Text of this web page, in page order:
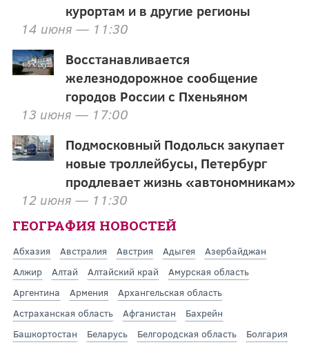
курортам и в другие регионы
14 июня — 11:30
Восстанавливается
железнодорожное сообщение
городов России с Пхеньяном
13 июня — 17:00
Подмосковный Подольск закупает
новые троллейбусы, Петербург
продлевает жизнь «автономникам»
12 июня — 11:30
ГЕОГРАФИЯ НОВОСТЕЙ
Абхазия Австралия Австрия Адыгея
Азербайджан
Алжир
Алтай Алтайский край
Амурская область
Аргентина
Армения
Архангельская область
Астраханская область
Афганистан
Бахрейн
Башкортостан
Беларусь Белгородская область
Болгария